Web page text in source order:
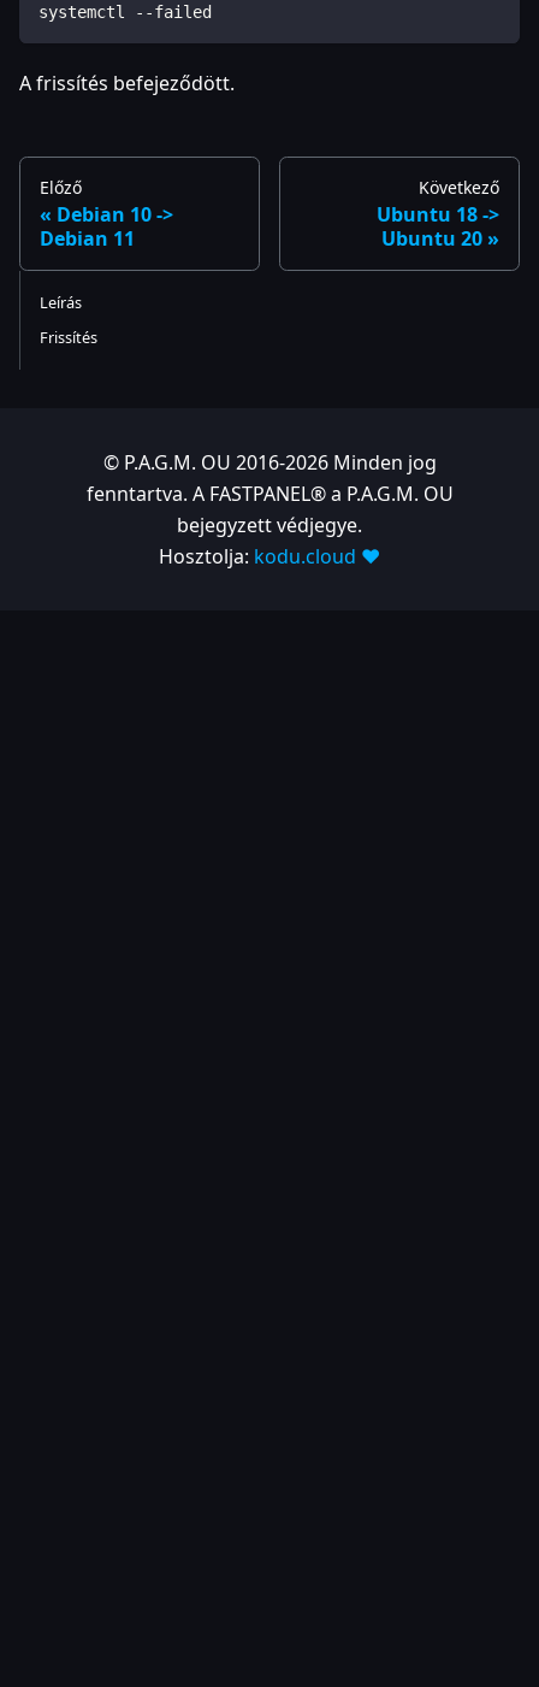
systemctl --failed
A frissítés befejeződött.
Előző
Debian 10 ->
Debian 11
Következő
Ubuntu 18 ->
Ubuntu 20
Leírás
Frissítés
© P.A.G.M. OU 2016-2026 Minden jog
fenntartva. A FASTPANEL® a P.A.G.M. OU
bejegyzett védjegye.
Hosztolja: kodu.cloud ❤️